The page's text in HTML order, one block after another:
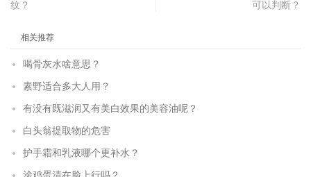
纹？
可以判断？
相关推荐
喝骨灰水啥意思？
素野适合多大人用？
有没有既滋润又有美白效果的美容油呢？
白头翁提取物的危害
护手霜和乳液哪个更补水？